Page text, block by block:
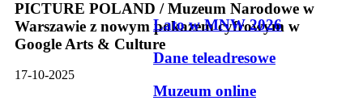
Lato w MNW 2026
Dane teleadresowe
Muzeum online
PICTURE POLAND / Muzeum Narodowe w
Warszawie z nowym pokazem cyfrowym w
Google Arts & Culture
17-10-2025